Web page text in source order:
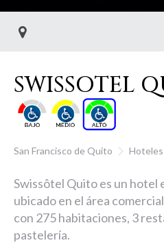
SWISSOTEL
San Francisco de Quito Hoteles
Swissôtel Quito es un
ubicado en el área
con 275 habitaciones, 3
pastelería.